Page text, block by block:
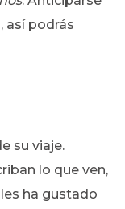
así podrás
su viaje.
lo que ven,
ha gustado